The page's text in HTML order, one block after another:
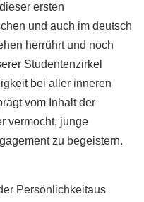
ersten
und auch im deutsch
herrührt und noch
Studentenzirkel
bei aller inneren
vom Inhalt der
vermocht, junge
zu begeistern.
Persönlichkeitaus